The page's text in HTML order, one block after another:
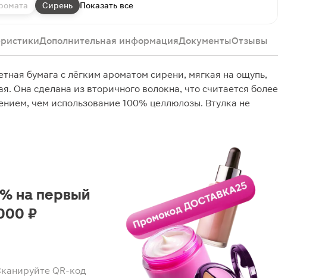
Сирень Показать все
Дополнительная информацияДокументыОтзывы
бумага с лёгким ароматом сирени, мягкая на ощупь,
Она сделана из вторичного волокна, что считается более
чем использование 100% целлюлозы. Втулка не
QR-код
на первый
₽